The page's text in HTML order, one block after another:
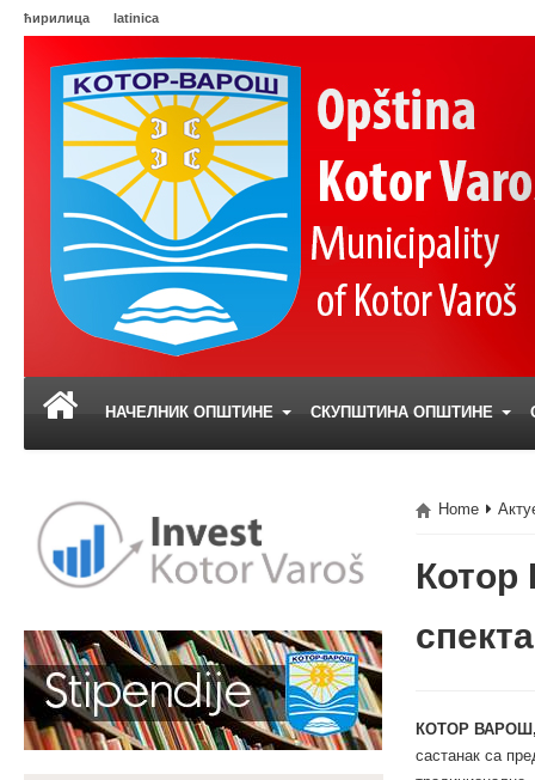
ћирилица latinica
НАЧЕЛНИК ОПШТИНЕ СКУПШТИНА ОПШТИНЕ
Home
Котор
КОТОР
састанак са